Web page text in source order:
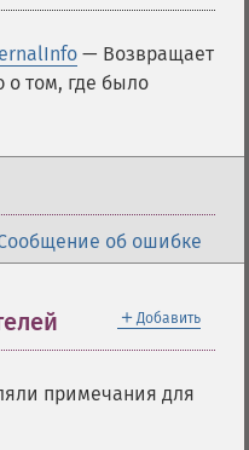
— Возвращает
том, где было
об ошибке
＋ Добавить
примечания для